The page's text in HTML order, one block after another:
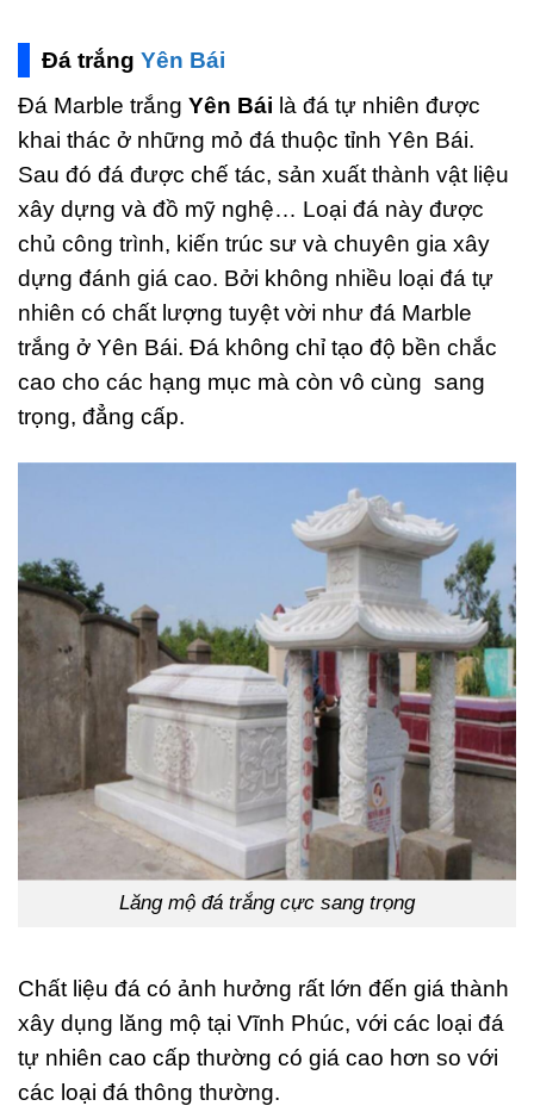
Đá trắng Yên Bái
Đá Marble trắng Yên Bái là đá tự nhiên được
khai thác ở những mỏ đá thuộc tỉnh Yên Bái.
Sau đó đá được chế tác, sản xuất thành vật liệu
xây dựng và đồ mỹ nghệ… Loại đá này được
chủ công trình, kiến trúc sư và chuyên gia xây
dựng đánh giá cao. Bởi không nhiều loại đá tự
nhiên có chất lượng tuyệt vời như đá Marble
trắng ở Yên Bái. Đá không chỉ tạo độ bền chắc
cao cho các hạng mục mà còn vô cùng sang
trọng, đẳng cấp.
Lăng mộ đá trắng cực sang trọng
Chất liệu đá có ảnh hưởng rất lớn đến giá thành
xây dụng lăng mộ tại Vĩnh Phúc, với các loại đá
tự nhiên cao cấp thường có giá cao hơn so với
các loại đá thông thường.